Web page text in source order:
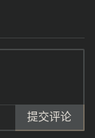
提交评论